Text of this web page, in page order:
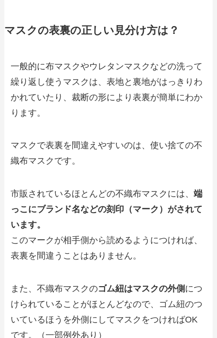
マスクの表裏の正しい見分け方は？
一般的に布マスクやウレタンマスクなどの洗って
繰り返し使うマスクは、表地と裏地がはっきりわ
かれていたり、裁断の形により表裏が簡単にわか
ります。
マスクで表裏を間違えやすいのは、使い捨ての不
織布マスクです。
市販されているほとんどの不織布マスクには、端
っこにブランド名などの刻印（マーク）がされて
います。
このマークが相手側から読めるようにつければ、
表裏を間違うことはありません。
また、不織布マスクのゴム紐はマスクの外側 につ
けられていることがほとんどなので、ゴム紐のつ
いているほうを外側にしてマスクをつければOK
です。（一部例外あり）